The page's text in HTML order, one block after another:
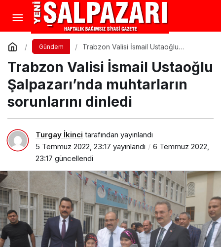
Gündem
Trabzon Valisi İsmail Ustaoğlu
dinledi
Trabzon Valisi İsmail Ustaoğlu
Şalpazarı’nda muhtarların
sorunlarını dinledi
Turgay İkinci tarafından yayınlandı
5 Temmuz 2022, 23:17 yayınlandı
6 Temmuz 2022,
23:17 güncellendi